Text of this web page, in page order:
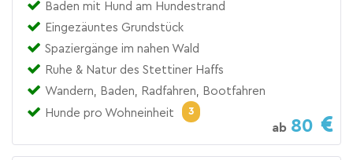
Baden mit Hund am Hundestrand
Eingezäuntes Grundstück
Spaziergänge im nahen Wald
Ruhe & Natur des Stettiner Haffs
Wandern, Baden, Radfahren, Bootfahren
Hunde pro Wohneinheit
3
ab 80